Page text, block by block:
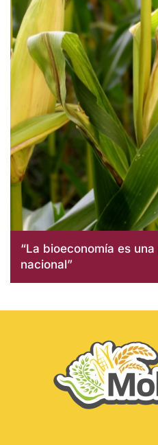
“La bioeconomía es
nacional”